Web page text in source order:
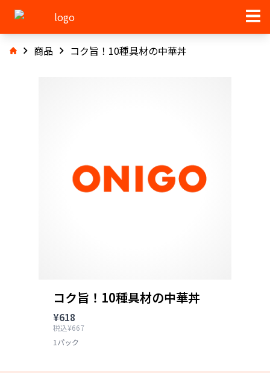
商品 コク旨！10種具材の中華丼
コク旨！10種具材の中華丼
¥618
税込¥667
1パック